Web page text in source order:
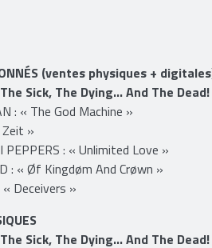
(ventes physiques + digitales)
Sick, The Dying… And The Dead! »
: « The God Machine »
Zeit »
: « Unlimited Love »
Deceivers »